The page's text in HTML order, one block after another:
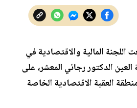
اللجنة المالية والاقتصادية في
الدكتور رجائي المعشر، على
العقبة الاقتصادية الخاصة